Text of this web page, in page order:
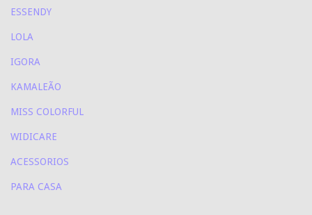
ESSENDY
LOLA
IGORA
KAMALEÃO
MISS COLORFUL
WIDICARE
ACESSORIOS
PARA CASA